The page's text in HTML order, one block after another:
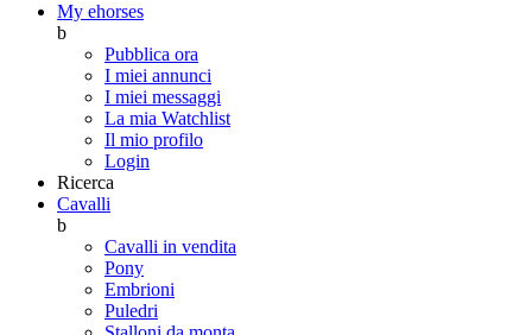
My ehorses
b
Pubblica ora
I miei annunci
I miei messaggi
La mia Watchlist
Il mio profilo
Login
Ricerca
Cavalli
b
Cavalli in vendita
Pony
Embrioni
Puledri